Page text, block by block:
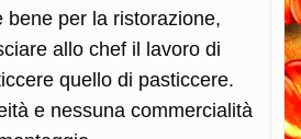
bene per la ristorazione,
allo chef il lavoro di
quello di pasticcere.
e nessuna commercialità